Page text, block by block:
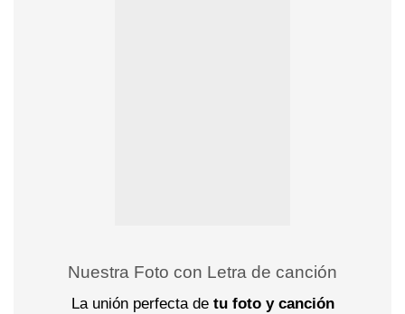
Nuestra Foto con Letra de canción
La unión perfecta de tu foto y canción